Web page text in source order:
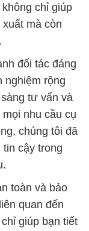
chỉ giúp
mà còn
đối tác đáng
nghiệm rộng
tư vấn và
nhu cầu cụ
chúng tôi đã
cậy trong
toàn và bảo
quan đến
giúp bạn tiết